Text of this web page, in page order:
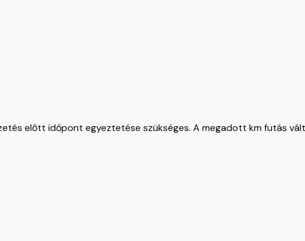
előtt időpont egyeztetése szükséges. A megadott km futás